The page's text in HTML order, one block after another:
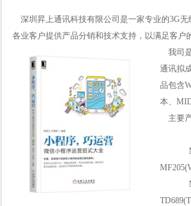
深圳昇上通讯科技有限公司是一家专业的3G
各业客户提供产品分销和技术支持，以满足客户
我司
通讯拟
品包含
本、
主要